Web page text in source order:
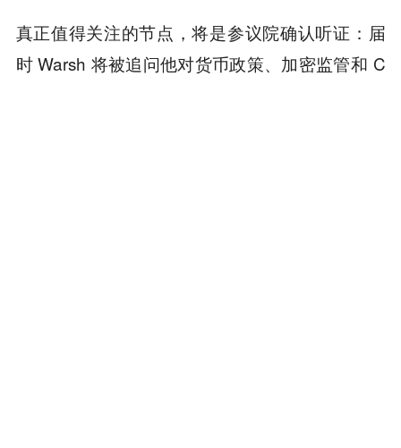
真正值得关注的节点，将是参议院确认听证：届
时 Warsh 将被追问他对货币政策、加密监管和 C